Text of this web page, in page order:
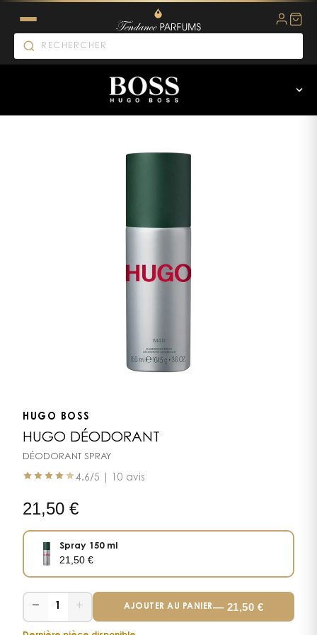
HUGO BOSS
HUGO DÉODORANT
DÉODORANT SPRAY
4.6/5 | 10 avis
21,50 €
Spray 150 ml
21,50€
− 1 + AJOUTER AU PANIER— 21,50 €